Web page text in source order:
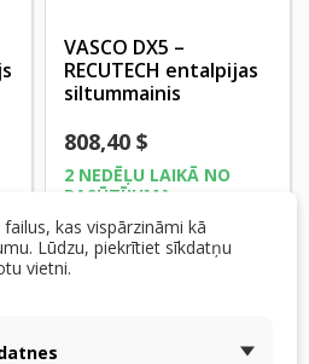
VASCO DX5 –
RECUTECH entalpijas
siltummainis
808,40 $
2 NEDĒĻU LAIKĀ NO
PASŪTĪJUMA
Pievienot grozam
kas vispārzināmi kā
Lūdzu, piekrītiet sīkdatņu
vietni.